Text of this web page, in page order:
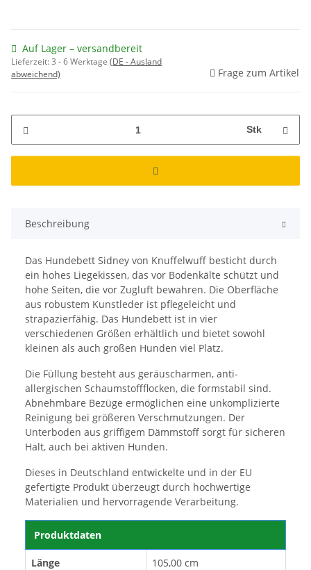
Auf Lager – versandbereit
Lieferzeit:3 - 6 Werktage (DE - Ausland
abweichend)
Frage zum Artikel
Stk
Beschreibung
Das Hundebett Sidney von Knuffelwuff besticht durch
ein hohes Liegekissen, das vor Bodenkälte schützt und
hohe Seiten, die vor Zugluft bewahren. Die Oberfläche
aus robustem Kunstleder ist pflegeleicht und
strapazierfähig. Das Hundebett ist in vier
verschiedenen Größen erhältlich und bietet sowohl
kleinen als auch großen Hunden viel Platz.
Die Füllung besteht aus geräuscharmen, anti-
allergischen Schaumstoffflocken, die formstabil sind.
Abnehmbare Bezüge ermöglichen eine unkomplizierte
Reinigung bei größeren Verschmutzungen. Der
Unterboden aus griffigem Dämmstoff sorgt für sicheren
Halt, auch bei aktiven Hunden.
Dieses in Deutschland entwickelte und in der EU
gefertigte Produkt überzeugt durch hochwertige
Materialien und hervorragende Verarbeitung.
Produktdaten
Länge 105,00 cm